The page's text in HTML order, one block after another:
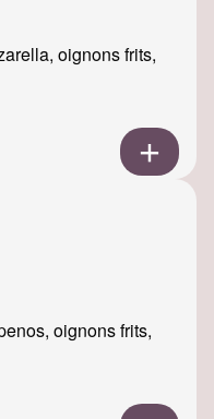
oignons frits,
oignons frits,